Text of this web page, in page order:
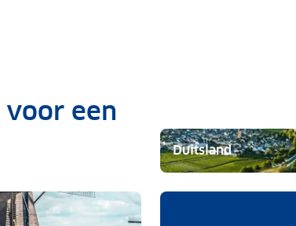
een
Duitsland